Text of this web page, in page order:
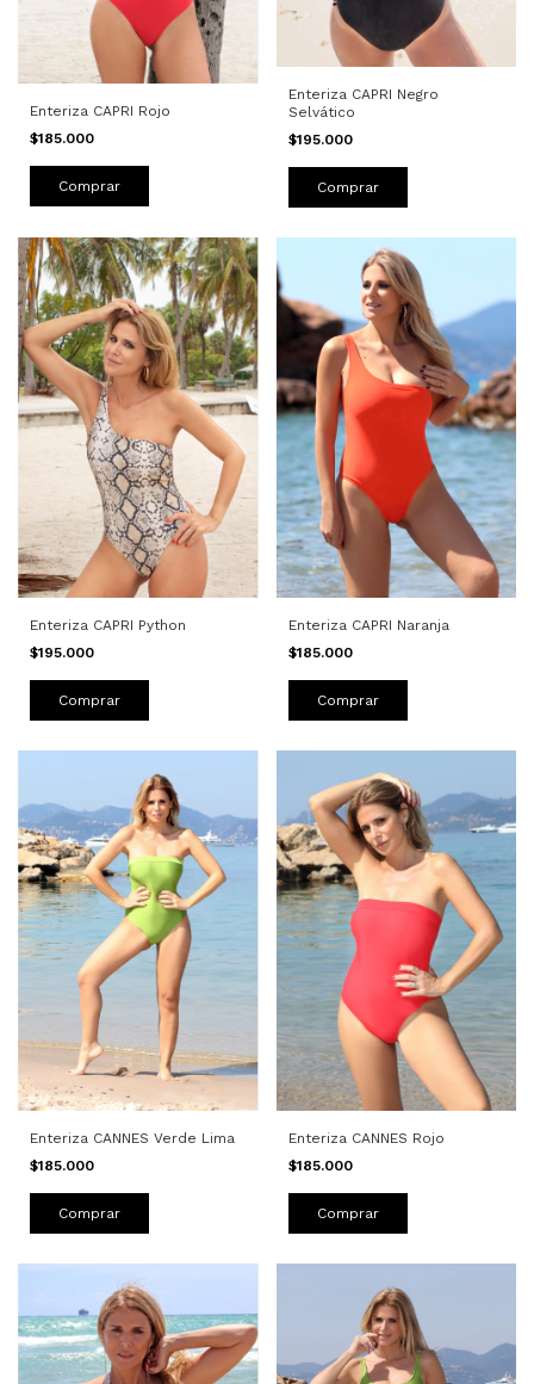
Enteriza CAPRI Rojo
$185.000
Comprar
Enteriza CAPRI Negro
Selvático
$195.000
Comprar
Enteriza CAPRI Python
$195.000
Comprar
Enteriza CAPRI Naranja
$185.000
Comprar
Enteriza CANNES Verde Lima
$185.000
Comprar
Enteriza CANNES Rojo
$185.000
Comprar